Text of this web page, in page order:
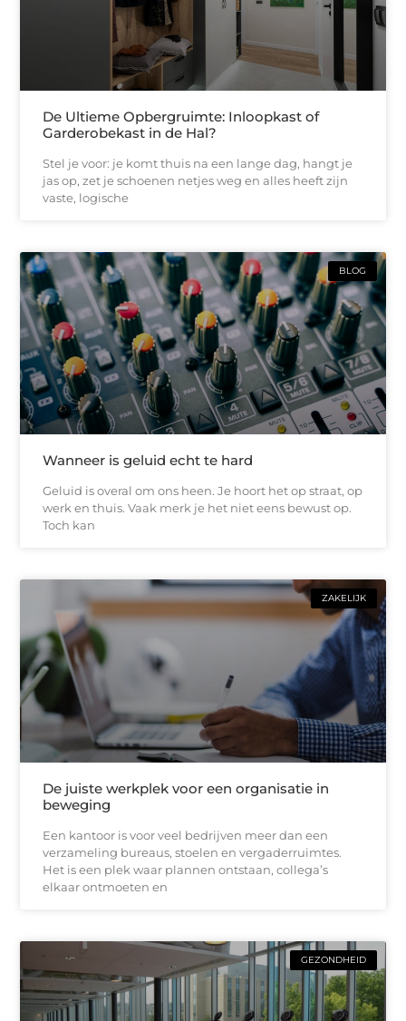
De Ultieme Opbergruimte: Inloopkast of
Garderobekast in de Hal?
Stel je voor: je komt thuis na een lange dag, hangt je
jas op, zet je schoenen netjes weg en alles heeft zijn
vaste, logische
BLOG
Wanneer is geluid echt te hard
Geluid is overal om ons heen. Je hoort het op straat, op
werk en thuis. Vaak merk je het niet eens bewust op.
Toch kan
ZAKELIJK
De juiste werkplek voor een organisatie in
beweging
Een kantoor is voor veel bedrijven meer dan een
verzameling bureaus, stoelen en vergaderruimtes.
Het is een plek waar plannen ontstaan, collega’s
elkaar ontmoeten en
GEZONDHEID